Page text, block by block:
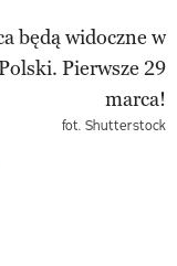
fot. Shutterstock